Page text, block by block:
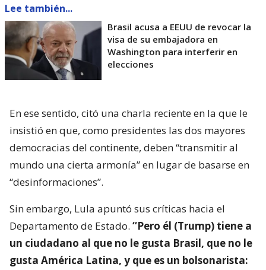
Lee también...
Brasil acusa a EEUU de revocar la
visa de su embajadora en
Washington para interferir en
elecciones
En ese sentido, citó una charla reciente en la que le
insistió en que, como presidentes las dos mayores
democracias del continente, deben “transmitir al
mundo una cierta armonía” en lugar de basarse en
“desinformaciones”.
Sin embargo, Lula apuntó sus críticas hacia el
Departamento de Estado. “Pero él (Trump) tiene a
un ciudadano al que no le gusta Brasil, que no le
gusta América Latina, y que es un bolsonarista: